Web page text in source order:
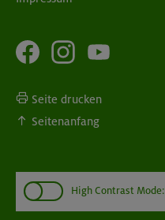
Seite drucken
Seitenanfang
High Contrast Mode: